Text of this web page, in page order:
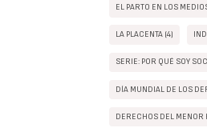
EL PARTO EN LOS
LA PLACENTA (4)
SERIE: POR QUÉ SOY
DÍA MUNDIAL DE LOS
DERECHOS DEL MENOR